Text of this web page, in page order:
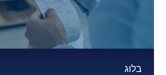
בלוג